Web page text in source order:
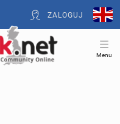
ZALOGUJ
Menu